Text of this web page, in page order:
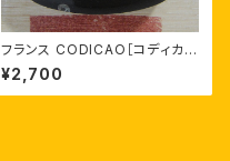
フランス CODICAO［コディカ
オ］ミルク飲料 ボトルキャップ ヴ
ィンテージキーホルダー
¥2,700